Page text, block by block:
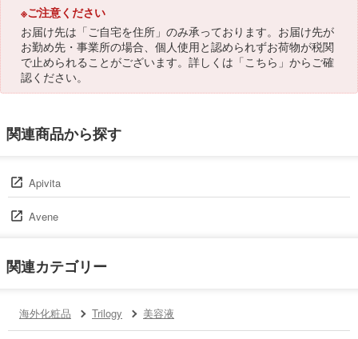
※ご注意ください
お届け先は「ご自宅を住所」のみ承っております。お届け先が
お勤め先・事業所の場合、個人使用と認められずお荷物が税関
で止められることがございます。詳しくは「こちら 」からご確
認ください。
関連商品から探す
Apivita
Avene
関連カテゴリー
海外化粧品 Trilogy 美容液